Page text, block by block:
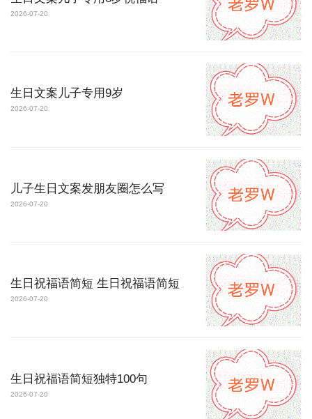
2026-07-20
生日文案儿子专用9岁
2026-07-20
儿子生日文案发朋友圈怎么写
2026-07-20
生日祝福语简短 生日祝福语简短
2026-07-20
生日祝福语简短独特100句
2026-07-20